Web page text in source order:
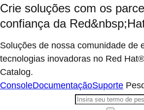
Crie soluções com os
confiança da
Soluções de nossa comunidade de
tecnologias inovadoras no Red
Catalog.
ConsoleDocumentaçãoSuporte